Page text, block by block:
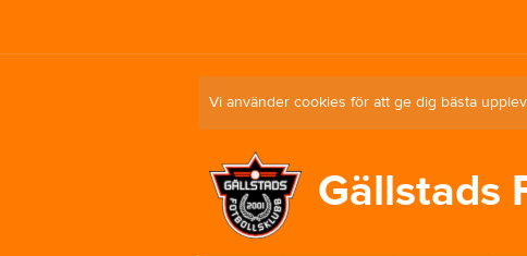
Vi använder cookies för att ge dig bästa
Gällstads